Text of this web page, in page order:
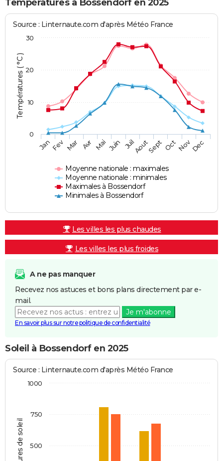
Températures à Bossendorf en 2025
Températures ( °C )
Source : Linternaute.com d'après Météo France
Moyenne nationale : maximales
Moyenne nationale : minimales
Maximales à Bossendorf
Minimales à Bossendorf
JanFev Mar Avr Mai Juin JuilAoutSept OctNovDec
0
10
20
30
Les villes les plus chaudes
Les villes les plus froides
A ne pas manquer
Recevez nos astuces et bons plans directement par e-
mail.
Je m'abonne
En savoir plus sur notre politique de confidentialité
Soleil à Bossendorf en 2025
Heures de soleil
Source : Linternaute.com d'après Météo France
500
750
1000